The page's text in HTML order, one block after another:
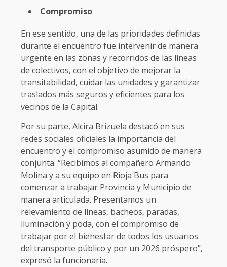
Compromiso
En ese sentido, una de las prioridades definidas
durante el encuentro fue intervenir de manera
urgente en las zonas y recorridos de las líneas
de colectivos, con el objetivo de mejorar la
transitabilidad, cuidar las unidades y garantizar
traslados más seguros y eficientes para los
vecinos de la Capital.
Por su parte, Alcira Brizuela destacó en sus
redes sociales oficiales la importancia del
encuentro y el compromiso asumido de manera
conjunta. “Recibimos al compañero Armando
Molina y a su equipo en Rioja Bus para
comenzar a trabajar Provincia y Municipio de
manera articulada. Presentamos un
relevamiento de líneas, bacheos, paradas,
iluminación y poda, con el compromiso de
trabajar por el bienestar de todos los usuarios
del transporte público y por un 2026 próspero”,
expresó la funcionaria.